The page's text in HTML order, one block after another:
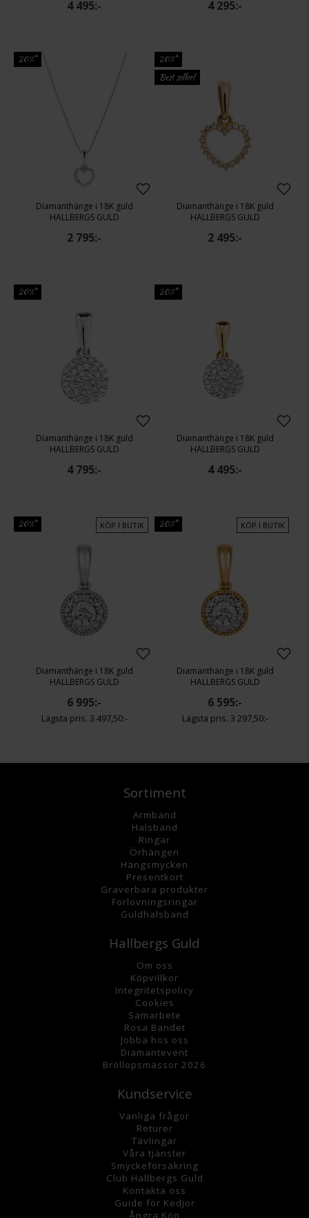
4 495:- 4 295:-
20%*
Diamanthänge i 18K guld
HALLBERGS GULD
2 795:-
20%*
Best seller!
Diamanthänge i 18K guld
HALLBERGS GULD
2 495:-
20%*
Diamanthänge i 18K guld
HALLBERGS GULD
4 795:-
20%*
Diamanthänge i 18K guld
HALLBERGS GULD
4 495:-
20%* KÖP I BUTIK
Diamanthänge i 18K guld
HALLBERGS GULD
6 995:-
3 497,50:-
20%* KÖP I BUTIK
Diamanthänge i 18K guld
HALLBERGS GULD
6 595:-
3 297,50:-
Sortiment
Armband
Halsband
Ringar
Örhängen
Hängsmycken
Presentkort
Graverbara produkter
Förlovningsringar
Guldhalsband
Hallbergs Guld
Om oss
Köpvillkor
Integritetspolicy
Cookies
Samarbete
Rosa Bandet
Jobba hos oss
Diamantevent
Bröllopsmässor 2026
Kundservice
Vanliga frågor
Returer
Tävlingar
Våra tjänster
Smyckeförsäkring
Club Hallbergs Guld
Kontakta oss
Guide för Kedjor
Ångra Köp